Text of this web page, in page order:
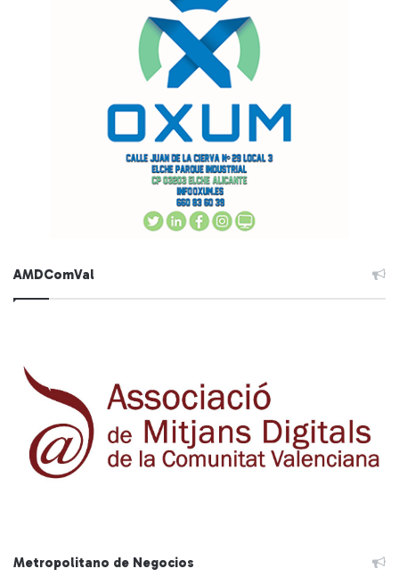
AMDComVal
Metropolitano de Negocios